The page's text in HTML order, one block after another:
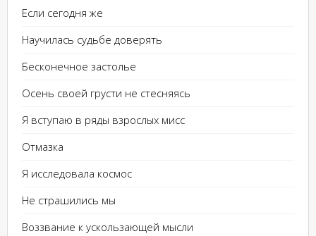
Если сегодня же
Научилась судьбе доверять
Бесконечное застолье
Осень своей грусти не стесняясь
Я вступаю в ряды взрослых мисс
Отмазка
Я исследовала космос
Не страшились мы
Воззвание к ускользающей мысли